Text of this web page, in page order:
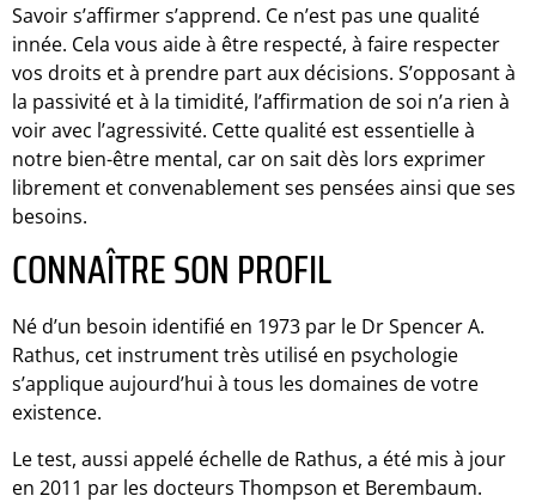
Savoir s’affirmer s’apprend. Ce n’est pas une qualité
innée. Cela vous aide à être respecté, à faire respecter
vos droits et à prendre part aux décisions. S’opposant à
la passivité et à la timidité, l’affirmation de soi n’a rien à
voir avec l’agressivité. Cette qualité est essentielle à
notre bien-être mental, car on sait dès lors exprimer
librement et convenablement ses pensées ainsi que ses
besoins.
CONNAÎTRE SON PROFIL
Né d’un besoin identifié en 1973 par le Dr Spencer A.
Rathus, cet instrument très utilisé en psychologie
s’applique aujourd’hui à tous les domaines de votre
existence.
Le test, aussi appelé échelle de Rathus, a été mis à jour
en 2011 par les docteurs Thompson et Berembaum.